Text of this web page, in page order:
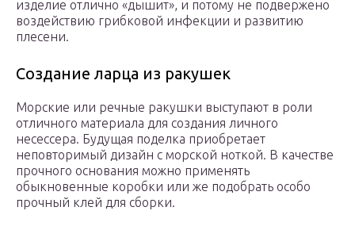
изделие отлично «дышит», и потому не подвержено
воздействию грибковой инфекции и развитию
плесени.
Создание ларца из ракушек
Морские или речные ракушки выступают в роли
отличного материала для создания личного
несессера. Будущая поделка приобретает
неповторимый дизайн с морской ноткой. В качестве
прочного основания можно применять
обыкновенные коробки или же подобрать особо
прочный клей для сборки.